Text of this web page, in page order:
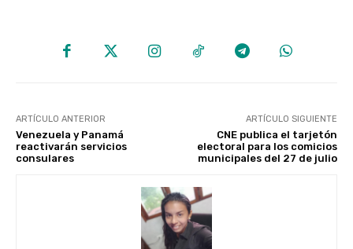
ARTÍCULO ANTERIOR
Venezuela y Panamá
reactivarán servicios
consulares
ARTÍCULO SIGUIENTE
CNE publica el tarjetón
electoral para los comicios
municipales del 27 de julio